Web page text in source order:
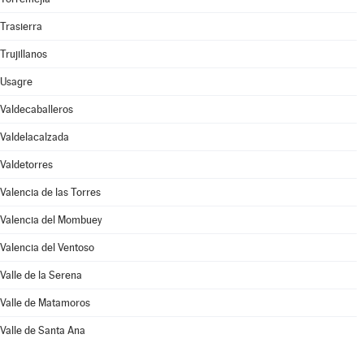
Trasierra
Trujillanos
Usagre
Valdecaballeros
Valdelacalzada
Valdetorres
Valencia de las Torres
Valencia del Mombuey
Valencia del Ventoso
Valle de la Serena
Valle de Matamoros
Valle de Santa Ana